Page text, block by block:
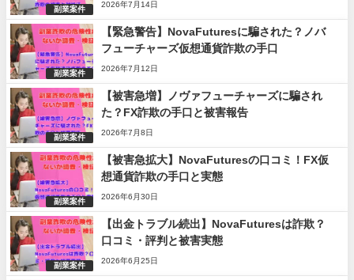
副業案件
2026年7月14日
副業案件
【緊急警告】NovaFuturesに騙された？ノバ
フューチャーズ仮想通貨詐欺の手口
2026年7月12日
副業案件
【被害急増】ノヴァフューチャーズに騙され
た？FX詐欺の手口と被害報告
2026年7月8日
副業案件
【被害急拡大】NovaFuturesの口コミ！FX仮
想通貨詐欺の手口と実態
2026年6月30日
副業案件
【出金トラブル続出】NovaFuturesは詐欺？
口コミ・評判と被害実態
2026年6月25日